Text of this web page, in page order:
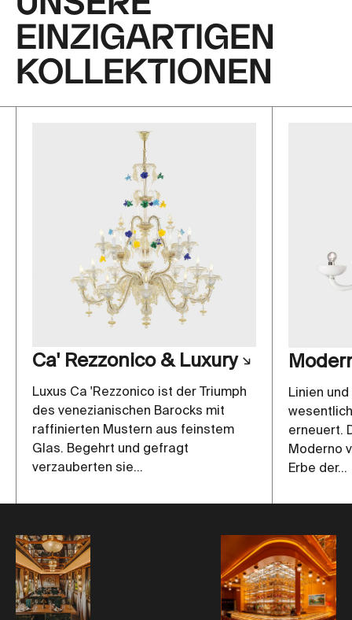
EINZIGARTIGEN
KOLLEKTIONEN
Ca' Rezzonico & Luxury
Luxus Ca 'Rezzonico ist der Triumph
des venezianischen Barocks mit
raffinierten Mustern aus feinstem
Glas. Begehrt und gefragt
verzauberten sie...
Linien
erneuert.
Moderno
Erbe der...